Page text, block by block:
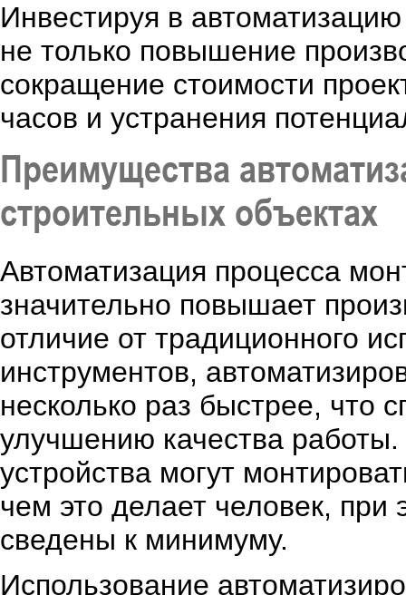
Инвестируя в
не только повышение
сокращение стоимости
часов и устранения
Преимущества
строительных объектах
Автоматизация процесса
значительно повышает
отличие от традиционного
инструментов,
несколько раз быстрее, что
улучшению качества
устройства могут
чем это делает человек, при
сведены к минимуму.
Использование